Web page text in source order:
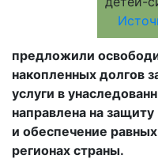
предложили
накопленных долгов
услуги в
направлена на
и обеспечение
регионах страны.